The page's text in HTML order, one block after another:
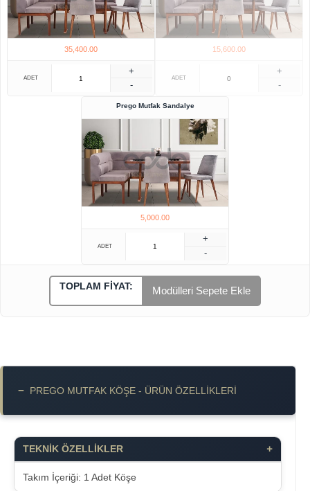
35,400.00
ADET
+
-
15,600.00
ADET
+
-
Prego Mutfak Sandalye
5,000.00
ADET
+
-
TOPLAM FIYAT: Modülleri Sepete Ekle
− PREGO MUTFAK KÖŞE - ÜRÜN ÖZELLIKLERI
TEKNİK ÖZELLİKLER +
Takım İçeriği: 1 Adet Köşe